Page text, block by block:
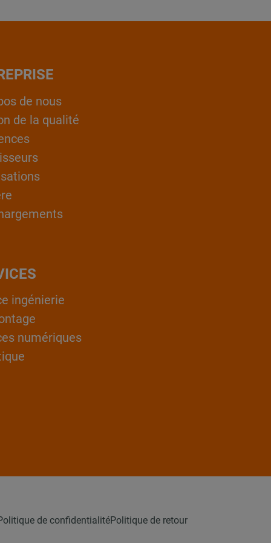
de nous
de la qualité
ingénierie
numériques
de confidentialitéPolitique de retour